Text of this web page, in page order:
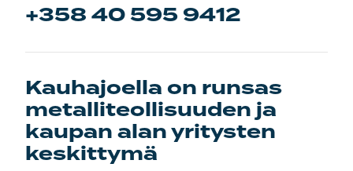
+358 40 595 9412
Kauhajoella on runsas
metalliteollisuuden ja
kaupan alan yritysten
keskittymä